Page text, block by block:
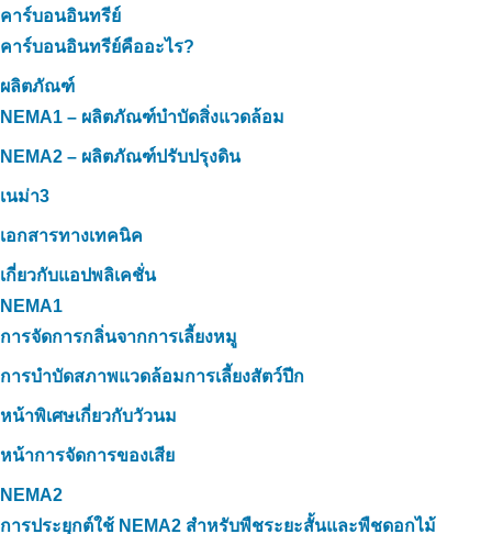
คาร์บอนอินทรีย์
คาร์บอนอินทรีย์คืออะไร?
ผลิตภัณฑ์
NEMA1 – ผลิตภัณฑ์บำบัดสิ่งแวดล้อม
NEMA2 – ผลิตภัณฑ์ปรับปรุงดิน
เนม่า3
เอกสารทางเทคนิค
เกี่ยวกับแอปพลิเคชั่น
NEMA1
การจัดการกลิ่นจากการเลี้ยงหมู
การบำบัดสภาพแวดล้อมการเลี้ยงสัตว์ปีก
หน้าพิเศษเกี่ยวกับวัวนม
หน้าการจัดการของเสีย
NEMA2
การประยุกต์ใช้ NEMA2 สำหรับพืชระยะสั้นและพืชดอกไม้